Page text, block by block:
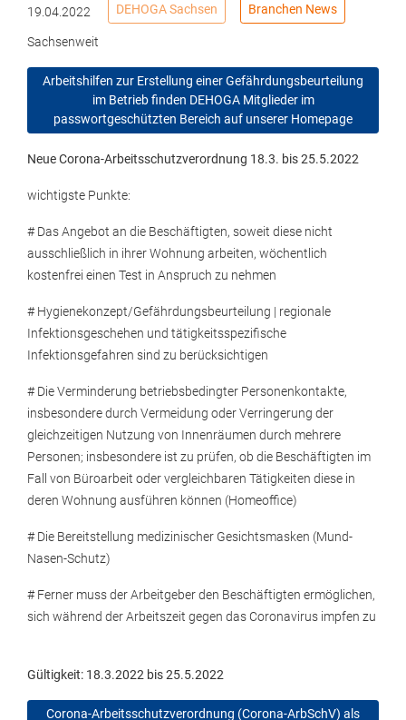
19.04.2022 DEHOGA Sachsen Branchen News
Sachsenweit
Arbeitshilfen zur Erstellung einer Gefährdungsbeurteilung
im Betrieb finden DEHOGA Mitglieder im
passwortgeschützten Bereich auf unserer Homepage
Neue Corona-Arbeitsschutzverordnung 18.3. bis 25.5.2022
wichtigste Punkte:
# Das Angebot an die Beschäftigten, soweit diese nicht
ausschließlich in ihrer Wohnung arbeiten, wöchentlich
kostenfrei einen Test in Anspruch zu nehmen
# Hygienekonzept/Gefährdungsbeurteilung | regionale
Infektionsgeschehen und tätigkeitsspezifische
Infektionsgefahren sind zu berücksichtigen
# Die Verminderung betriebsbedingter Personenkontakte,
insbesondere durch Vermeidung oder Verringerung der
gleichzeitigen Nutzung von Innenräumen durch mehrere
Personen; insbesondere ist zu prüfen, ob die Beschäftigten im
Fall von Büroarbeit oder vergleichbaren Tätigkeiten diese in
deren Wohnung ausführen können (Homeoffice)
# Die Bereitstellung medizinischer Gesichtsmasken (Mund-
Nasen-Schutz)
# Ferner muss der Arbeitgeber den Beschäftigten ermöglichen,
sich während der Arbeitszeit gegen das Coronavirus impfen zu
Gültigkeit: 18.3.2022 bis 25.5.2022
Corona-Arbeitsschutzverordnung (Corona-ArbSchV) als